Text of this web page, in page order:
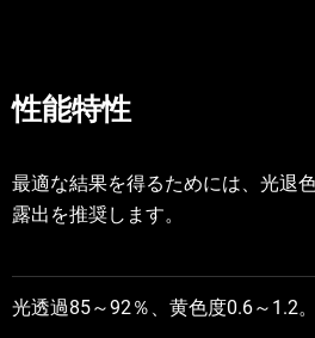
性能特性
最適な結果を得るためには、光退
露出を推奨します。
光透過85～92％、黄色度0.6～1.2。